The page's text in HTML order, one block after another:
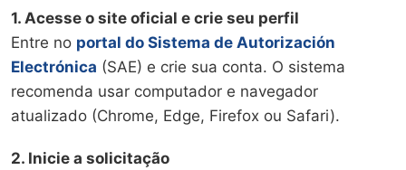
1. Acesse o site oficial e crie seu perfil
Entre no portal do Sistema de Autorización
Electrónica (SAE) e crie sua conta. O sistema
recomenda usar computador e navegador
atualizado (Chrome, Edge, Firefox ou Safari).
2. Inicie a solicitação